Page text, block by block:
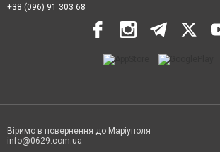
+38 (096) 91 303 68
Віримо в повернення до Маріуполя
info@0629.com.ua